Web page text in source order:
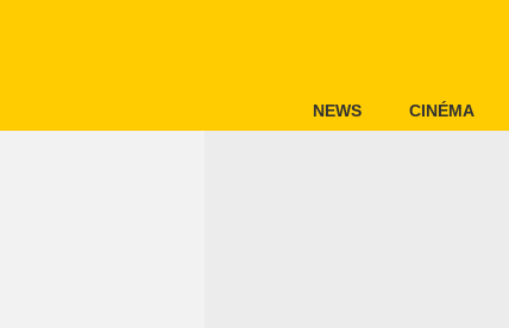
NEWS CINÉMA